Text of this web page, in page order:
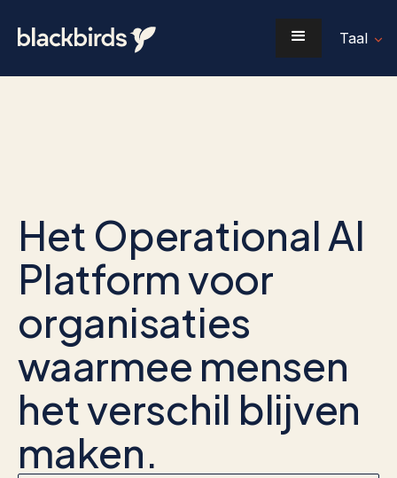
Taal
Het Operational AI
Platform voor
organisaties
waarmee mensen
het verschil blijven
maken.